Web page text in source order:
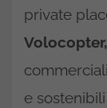
private
Volocopter,
e